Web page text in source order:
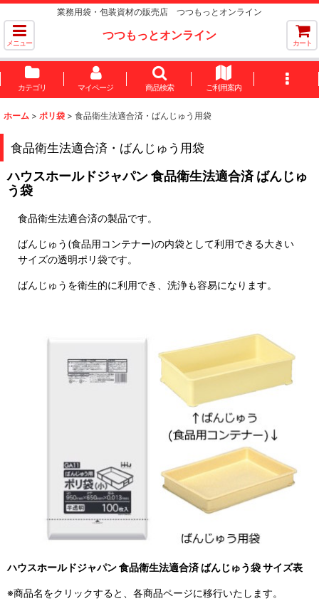
業務用袋・包装資材の販売店 つつもっとオンライン
メニュー
つつもっとオンライン
カート
カテゴリ マイページ 商品検索 ご利用案内
ホーム > ポリ袋 > 食品衛生法適合済・ばんじゅう用袋
食品衛生法適合済・ばんじゅう用袋
ハウスホールドジャパン 食品衛生法適合済 ばんじゅ
う袋
食品衛生法適合済の製品です。
ばんじゅう(食品用コンテナー)の内袋として利用できる大きい
サイズの透明ポリ袋です。
ばんじゅうを衛生的に利用でき、洗浄も容易になります。
ハウスホールドジャパン 食品衛生法適合済 ばんじゅう袋 サイズ表
※商品名をクリックすると、各商品ページに移行いたします。